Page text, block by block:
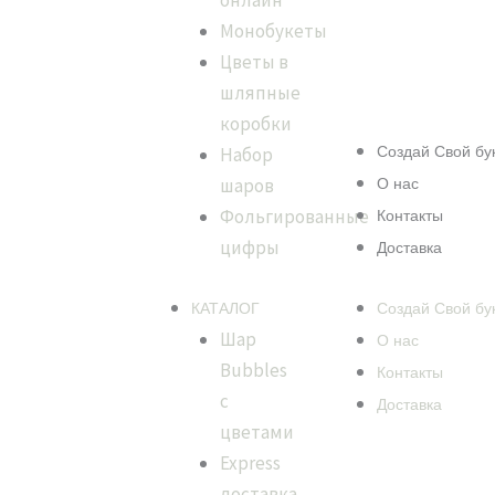
Монобукеты
Цветы в
шляпные
коробки
Набор
шаров
Фольгированные
цифры
КАТАЛОГ
Шар
Bubbles
с
цветами
Express
Создай Свой
О нас
Контакты
Доставка
Menu
Создай Свой
О нас
Контакты
Доставка